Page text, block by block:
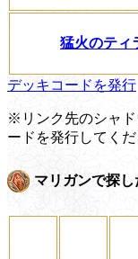
猛火のティ
デッキコードを発行
※リンク先のシャド
ードを発行してくだ
マリガンで探